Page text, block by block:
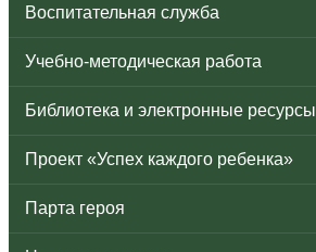
Воспитательная служба
Учебно-методическая работа
Библиотека и электронные ресурсы
Проект «Успех каждого ребенка»
Парта героя